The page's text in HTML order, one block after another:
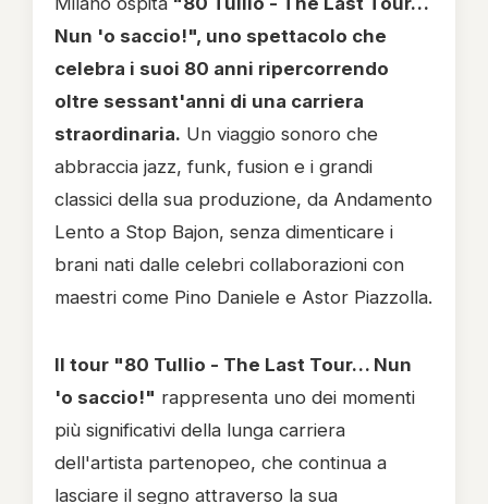
Nun 'o saccio!", uno spettacolo che
celebra i suoi 80 anni ripercorrendo
oltre sessant'anni di una carriera
straordinaria. Un viaggio sonoro che
abbraccia jazz, funk, fusion e i grandi
classici della sua produzione, da Andamento
Lento a Stop Bajon, senza dimenticare i
brani nati dalle celebri collaborazioni con
maestri come Pino Daniele e Astor Piazzolla.
Il tour "80 Tullio - The Last Tour… Nun
'o saccio!" rappresenta uno dei momenti
più significativi della lunga carriera
dell'artista partenopeo, che continua a
lasciare il segno attraverso la sua